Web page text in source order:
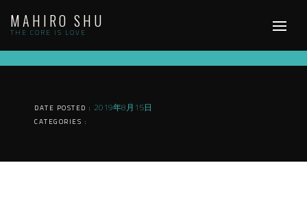
content
MAHIRO SHU
THE CORE IS LOVE
DATE POSTED : 2019年8月15日
CATEGORIES :